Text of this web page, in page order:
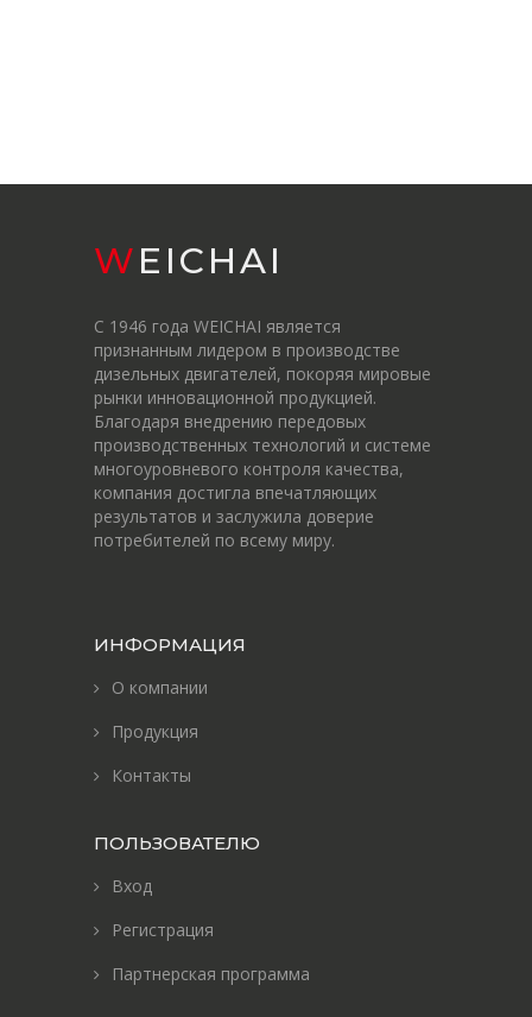
WEICHAI
С 1946 года WEICHAI является
признанным лидером в производстве
дизельных двигателей, покоряя мировые
рынки инновационной продукцией.
Благодаря внедрению передовых
производственных технологий и системе
многоуровневого контроля качества,
компания достигла впечатляющих
результатов и заслужила доверие
потребителей по всему миру.
ИНФОРМАЦИЯ
О компании
Продукция
Контакты
ПОЛЬЗОВАТЕЛЮ
Вход
Регистрация
Партнерская программа